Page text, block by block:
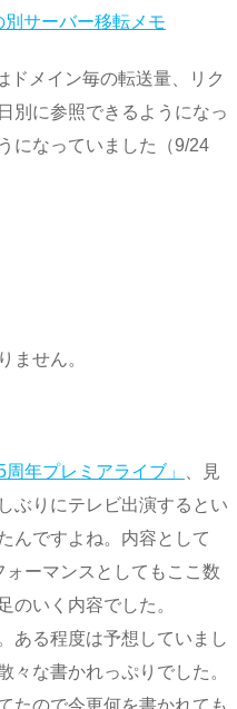
サーバー移転メモ
ドメイン毎の転送量、リク
別に参照できるようになっ
になっていました（9/24
ません。
年プレミアライブ」
、見
ぶりにテレビ出演するとい
んですよね。内容として
ーマンスとしてもここ数
のいく内容でした。
ある程度は予想していまし
々な書かれっぷりでした。